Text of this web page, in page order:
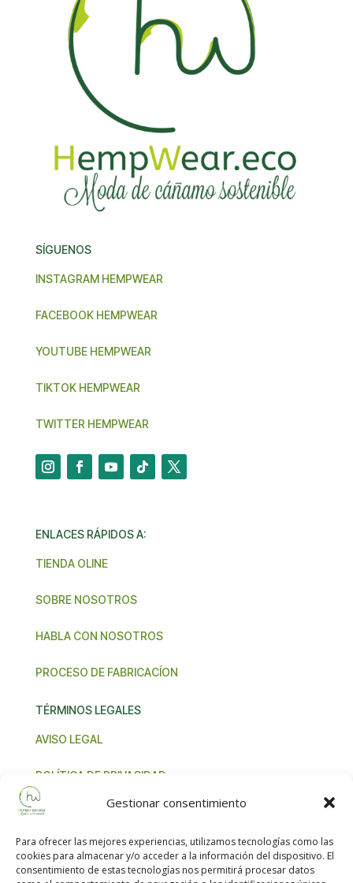
Gestionar consentimiento
Para ofrecer las mejores experiencias, utilizamos tecnologías como las
cookies para almacenar y/o acceder a la información del dispositivo. El
consentimiento de estas tecnologías nos permitirá procesar datos
SÍGUENOS
INSTAGRAM HEMPWEAR
FACEBOOK HEMPWEAR
YOUTUBE HEMPWEAR
TIKTOK HEMPWEAR
TWITTER HEMPWEAR
ENLACES RÁPIDOS A:
TIENDA OLINE
SOBRE NOSOTROS
HABLA CON NOSOTROS
PROCESO DE FABRICACÍON
TÉRMINOS LEGALES
AVISO LEGAL
POLÍTICA DE PRIVACIDAD
TÉRMINOS Y CONDICIONES
NORMA IVA UNIÓN EUROPEA